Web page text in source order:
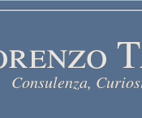
Consulenza,